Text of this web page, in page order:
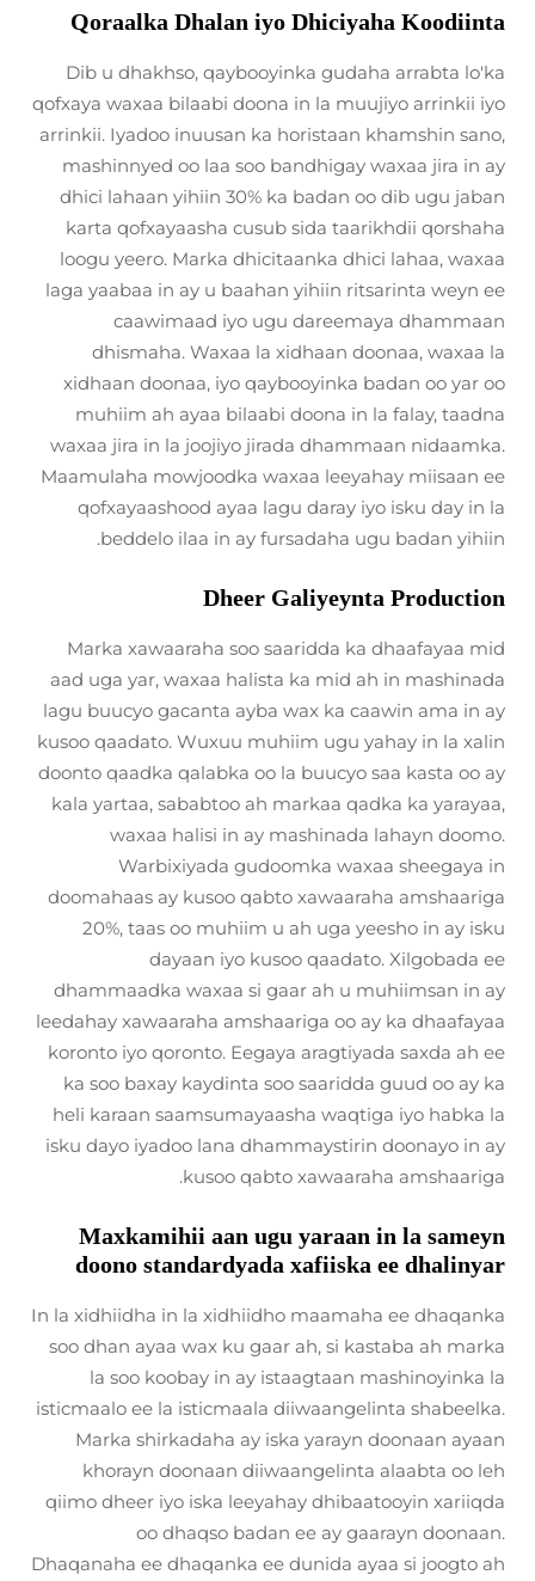
Qoraalka Dhalan iyo Dhiciyaha Koodiinta
Dib u dhakhso, qaybooyinka gudaha arrabta lo'ka
qofxaya waxaa bilaabi doona in la muujiyo arrinkii iyo
arrinkii. Iyadoo inuusan ka horistaan khamshin sano,
mashinnyed oo laa soo bandhigay waxaa jira in ay
dhici lahaan yihiin 30% ka badan oo dib ugu jaban
karta qofxayaasha cusub sida taarikhdii qorshaha
loogu yeero. Marka dhicitaanka dhici lahaa, waxaa
laga yaabaa in ay u baahan yihiin ritsarinta weyn ee
caawimaad iyo ugu dareemaya dhammaan
dhismaha. Waxaa la xidhaan doonaa, waxaa la
xidhaan doonaa, iyo qaybooyinka badan oo yar oo
muhiim ah ayaa bilaabi doona in la falay, taadna
waxaa jira in la joojiyo jirada dhammaan nidaamka.
Maamulaha mowjoodka waxaa leeyahay miisaan ee
qofxayaashood ayaa lagu daray iyo isku day in la
beddelo ilaa in ay fursadaha ugu badan yihiin.
Dheer Galiyeynta Production
Marka xawaaraha soo saaridda ka dhaafayaa mid
aad uga yar, waxaa halista ka mid ah in mashinada
lagu buucyo gacanta ayba wax ka caawin ama in ay
kusoo qaadato. Wuxuu muhiim ugu yahay in la xalin
doonto qaadka qalabka oo la buucyo saa kasta oo ay
kala yartaa, sababtoo ah markaa qadka ka yarayaa,
waxaa halisi in ay mashinada lahayn doomo.
Warbixiyada gudoomka waxaa sheegaya in
doomahaas ay kusoo qabto xawaaraha amshaariga
20%, taas oo muhiim u ah uga yeesho in ay isku
dayaan iyo kusoo qaadato. Xilgobada ee
dhammaadka waxaa si gaar ah u muhiimsan in ay
leedahay xawaaraha amshaariga oo ay ka dhaafayaa
koronto iyo qoronto. Eegaya aragtiyada saxda ah ee
ka soo baxay kaydinta soo saaridda guud oo ay ka
heli karaan saamsumayaasha waqtiga iyo habka la
isku dayo iyadoo lana dhammaystirin doonayo in ay
kusoo qabto xawaaraha amshaariga.
Maxkamihii aan ugu yaraan in la sameyn
doono standardyada xafiiska ee dhalinyar
In la xidhiidha in la xidhiidho maamaha ee dhaqanka
soo dhan ayaa wax ku gaar ah, si kastaba ah marka
la soo koobay in ay istaagtaan mashinoyinka la
isticmaalo ee la isticmaala diiwaangelinta shabeelka.
Marka shirkadaha ay iska yarayn doonaan ayaan
khorayn doonaan diiwaangelinta alaabta oo leh
qiimo dheer iyo iska leeyahay dhibaatooyin xariiqda
oo dhaqso badan ee ay gaarayn doonaan.
Dhaqanaha ee dhaqanka ee dunida ayaa si joogto ah